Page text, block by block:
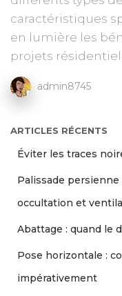
caractéristiques
en lumière les
projets
admin8745
ARTICLES RÉCENTS
Éviter les traces
Palissade
occultation et
Abattage : quand le
Pose horizontale :
impérativement